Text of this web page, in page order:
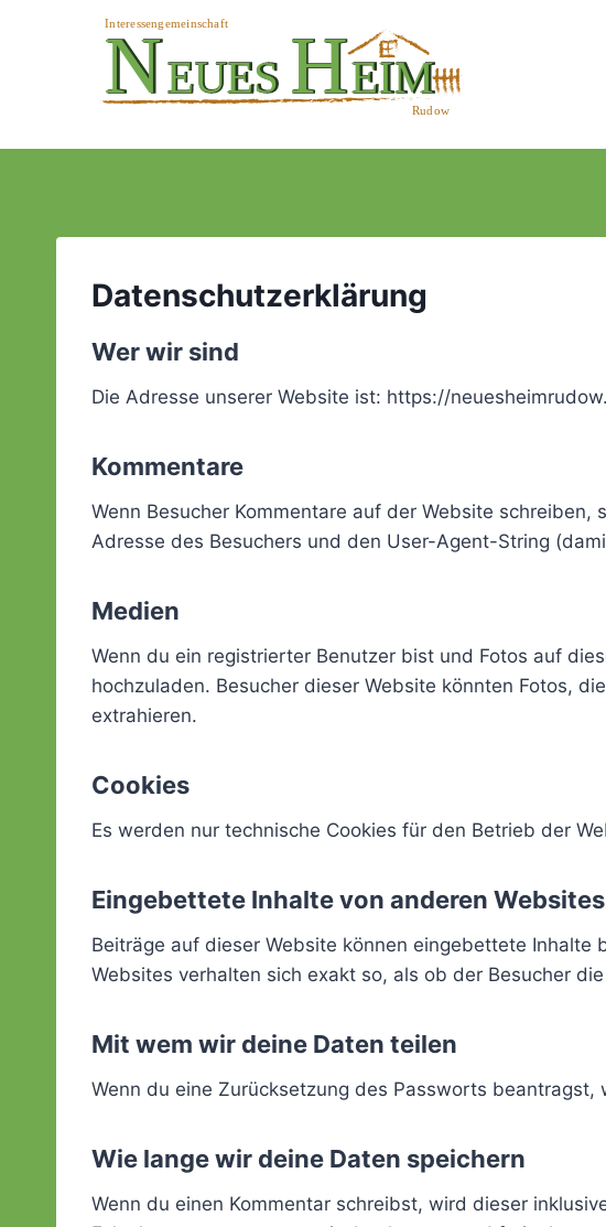
Datenschutzerklärung
Wer wir sind
Die Adresse unserer Website ist: https://
Kommentare
Wenn Besucher Kommentare auf der Website
Adresse des Besuchers und den User-Agent-String
Medien
Wenn du ein registrierter Benutzer bist und Fotos auf
hochzuladen. Besucher dieser Website könnten Fotos,
extrahieren.
Cookies
Es werden nur technische Cookies für den Betrieb der
Eingebettete Inhalte von anderen Websites
Beiträge auf dieser Website können eingebettete Inhalte
Websites verhalten sich exakt so, als ob der Besucher
Mit wem wir deine Daten teilen
Wenn du eine Zurücksetzung des Passworts
Wie lange wir deine Daten speichern
Wenn du einen Kommentar schreibst, wird dieser